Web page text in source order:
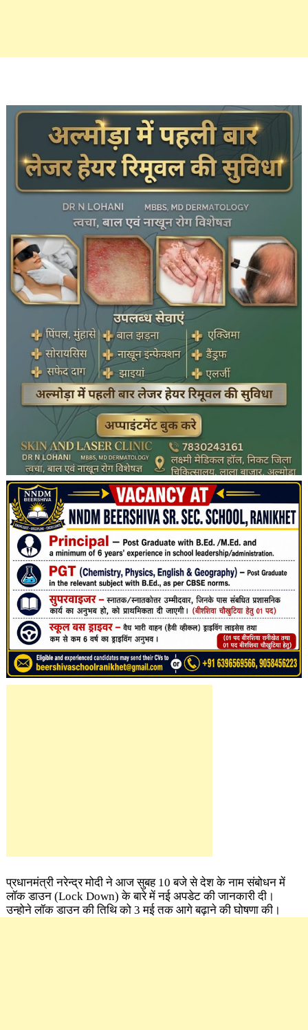
प्रधानमंत्री नरेन्द्र मोदी ने आज सुबह 10 बजे से देश के नाम संबोधन में
लॉक डाउन (Lock Down) के बारे में नई अपडेट की जानकारी दी।
उन्होने लॉक डाउन की तिथि को 3 मई तक आगे बढ़ाने की घोषणा की।